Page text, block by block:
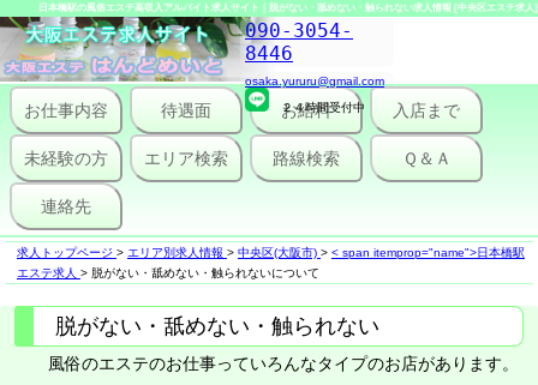
日本橋駅の風俗エステ高収入アルバイト求人サイト｜脱がない・舐めない・触られない求人情報 [中央区エステ求人]
090-3054-
8446
osaka.yururu@gmail.com
２４時間受付中
お仕事内容 待遇面 お給料 入店まで
未経験の方 エリア検索 路線検索 Ｑ＆Ａ
連絡先
求人トップページ > エリア別求人情報 > 中央区(大阪市) > < span itemprop="name">日本橋駅
エステ求人 > 脱がない・舐めない・触られないについて
脱がない・舐めない・触られない
風俗のエステのお仕事っていろんなタイプのお店があります。